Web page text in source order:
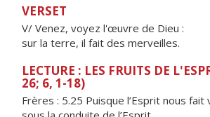
VERSET
V/ Venez, voyez l'œuvre de Dieu :
sur la terre, il fait des merveilles.
LECTURE : LES FRUITS DE
26; 6, 1-18)
Frères : 5.25 Puisque l’Esprit nous fait